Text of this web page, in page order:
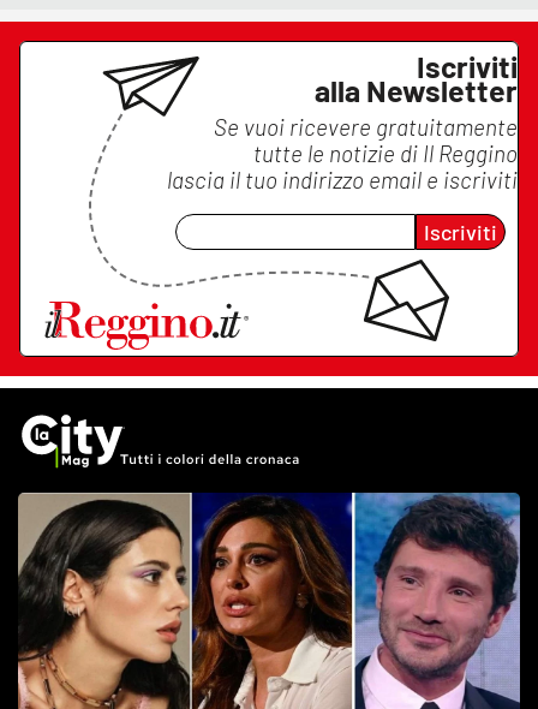
Iscriviti
alla Newsletter
Se vuoi ricevere gratuitamente
tutte le notizie di Il Reggino
lascia il tuo indirizzo email e iscriviti
Iscriviti